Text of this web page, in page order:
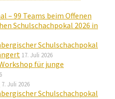
– 99 Teams beim Offenen
Schulschachpokal 2026 in
Schulschachpokal
17. Juli 2026
für junge
7. Juli 2026
Schulschachpokal